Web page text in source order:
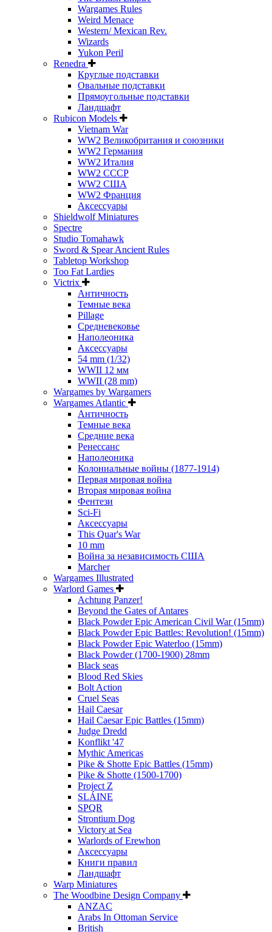
Wargames Rules
Weird Menace
Western/ Mexican Rev.
Wizards
Yukon Peril
Renedra
Круглые подставки
Овальные подставки
Прямоугольные подставки
Ландшафт
Rubicon Models
Vietnam War
WW2 Великобритания и союзники
WW2 Германия
WW2 Италия
WW2 СССР
WW2 США
WW2 Франция
Аксессуары
Shieldwolf Miniatures
Spectre
Studio Tomahawk
Sword & Spear Ancient Rules
Tabletop Workshop
Too Fat Lardies
Victrix
Античность
Темные века
Pillage
Средневековье
Наполеоника
Аксессуары
54 mm (1/32)
WWII 12 мм
WWII (28 mm)
Wargames by Wargamers
Wargames Atlantic
Античность
Темные века
Средние века
Ренессанс
Наполеоника
Колониальные войны (1877-1914)
Первая мировая война
Вторая мировая война
Фентези
Sci-Fi
Аксессуары
This Quar's War
10 mm
Война за независимость США
Marcher
Wargames Illustrated
Warlord Games
Achtung Panzer!
Beyond the Gates of Antares
Black Powder Epic American Civil War (15mm)
Black Powder Epic Battles: Revolution! (15mm)
Black Powder Epic Waterloo (15mm)
Black Powder (1700-1900) 28mm
Black seas
Blood Red Skies
Bolt Action
Cruel Seas
Hail Caesar
Hail Caesar Epic Battles (15mm)
Judge Dredd
Konflikt '47
Mythic Americas
Pike & Shotte Epic Battles (15mm)
Pike & Shotte (1500-1700)
Project Z
SLÁINE
SPQR
Strontium Dog
Victory at Sea
Warlords of Erewhon
Аксессуары
Книги правил
Ландшафт
Warp Miniatures
The Woodbine Design Company
ANZAC
Arabs In Ottoman Service
British